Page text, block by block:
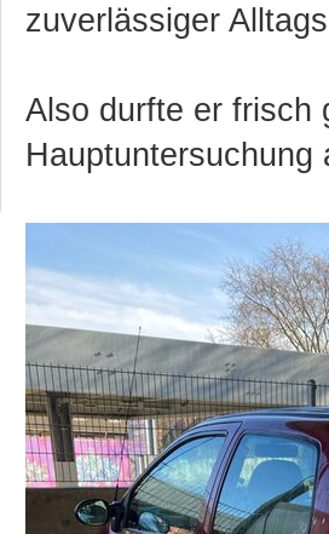
zuverlässiger
Also durfte er frisch
Hauptuntersuchung